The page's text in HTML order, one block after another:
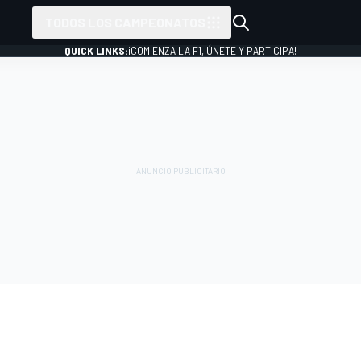
QUICK LINKS:¡COMIENZA LA F1, ÚNETE Y PARTICIPA!